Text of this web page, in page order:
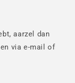
aarzel dan
via e-mail of